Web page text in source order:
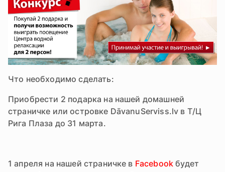
Что необходимо сделать:
Приобрести 2 подарка на нашей домашней
страничке или островке DāvanuServiss.lv в Т/Ц
Рига Плаза до 31 марта.
1 апреля на нашей страничке в Facebook будет